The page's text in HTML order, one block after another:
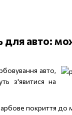
авто:
авто,
з'явитися на
покриття до